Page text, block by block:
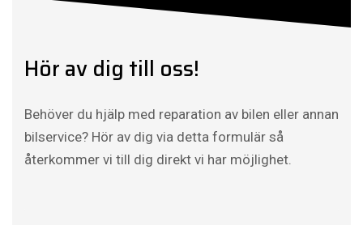
Hör av dig till oss!
Behöver du hjälp med reparation av bilen eller annan
bilservice? Hör av dig via detta formulär så
återkommer vi till dig direkt vi har möjlighet.